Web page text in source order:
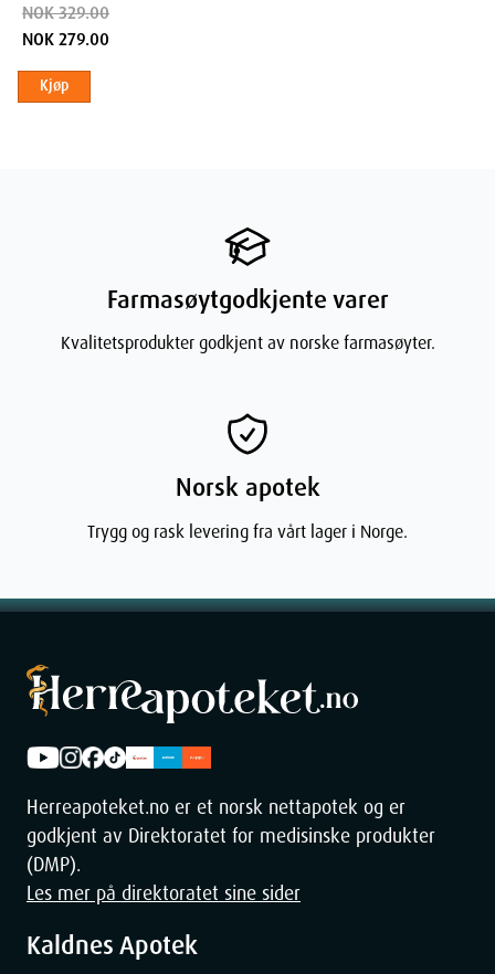
Freja 30 ml
NOK 329.00
NOK 279.00
Kjøp
Farmasøytgodkjente varer
Kvalitetsprodukter godkjent av norske farmasøyter.
Norsk apotek
Trygg og rask levering fra vårt lager i Norge.
Herreapoteket.no er et norsk nettapotek og er
godkjent av Direktoratet for medisinske produkter
(DMP).
Les mer på direktoratet sine sider
Kaldnes Apotek